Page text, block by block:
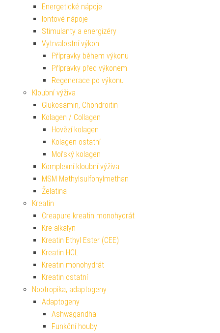
Energetické nápoje
Iontové nápoje
Stimulanty a energizéry
Vytrvalostní výkon
Přípravky během výkonu
Přípravky před výkonem
Regenerace po výkonu
Kloubní výživa
Glukosamin, Chondroitin
Kolagen / Collagen
Hovězí kolagen
Kolagen ostatní
Mořský kolagen
Komplexní kloubní výživa
MSM Methylsulfonylmethan
Želatina
Kreatin
Creapure kreatin monohydrát
Kre-alkalyn
Kreatin Ethyl Ester (CEE)
Kreatin HCL
Kreatin monohydrát
Kreatin ostatní
Nootropika, adaptogeny
Adaptogeny
Ashwagandha
Funkční houby